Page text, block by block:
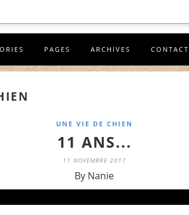
PAGES ARCHIVES CONTACT
UNE VIE DE CHIEN
11 ANS...
11 NOVEMBRE 2017
By Nanie